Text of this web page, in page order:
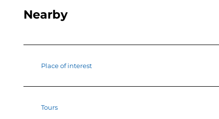
Nearby
Place of interest
Tours